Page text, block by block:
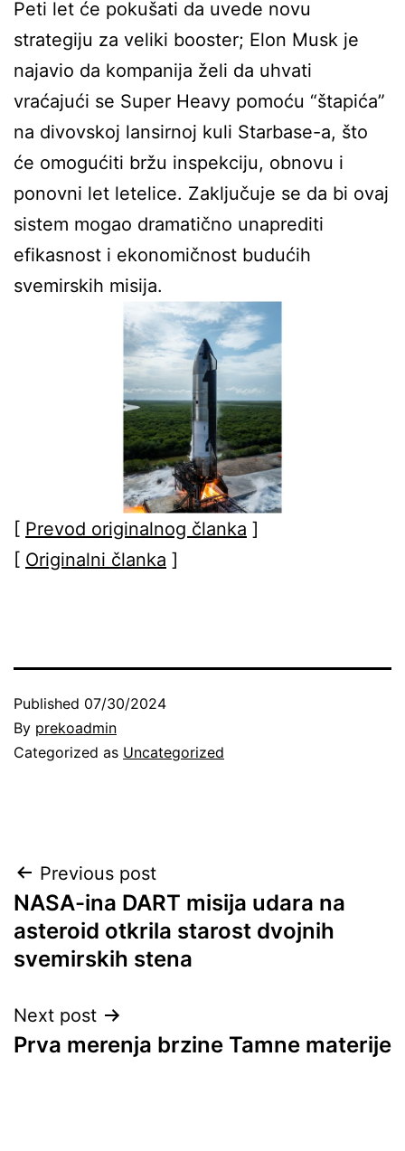
Peti let će pokušati da uvede novu
strategiju za veliki booster; Elon Musk je
najavio da kompanija želi da uhvati
vraćajući se Super Heavy pomoću “štapića”
na divovskoj lansirnoj kuli Starbase-a, što
će omogućiti bržu inspekciju, obnovu i
ponovni let letelice. Zaključuje se da bi ovaj
sistem mogao dramatično unaprediti
efikasnost i ekonomičnost budućih
svemirskih misija.
[ Prevod originalnog članka ]
[ Originalni članka ]
Published 07/30/2024
By prekoadmin
Categorized as Uncategorized
Post
navigation
Previous post
NASA-ina DART misija udara na
asteroid otkrila starost dvojnih
svemirskih stena
Next post
Prva merenja brzine Tamne materije